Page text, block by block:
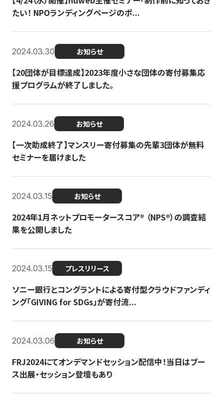
たい！ NPOランディングページのポ...
2024.03.30 お知らせ
【20団体が目標達成】2023年度小さな団体の寄付募集応
援プログラムが終了しました。
2024.03.26 お知らせ
【一次助成終了】マンスリー寄付募集の先輩3団体が無料
セミナーを届けました
2024.03.15 お知らせ
2024年1月ネットプロモータースコア®︎ （NPS®︎）の調査結
果を公開しました
2024.03.15 プレスリリース
ソニー銀行とコングラントによる寄付型クラウドファンディ
ング「GIVING for SDGs」が寄付流...
2024.03.06 お知らせ
FRJ2024にてオンデマンドセッション配信中！当日はブー
ス出展・セッション登壇もあり